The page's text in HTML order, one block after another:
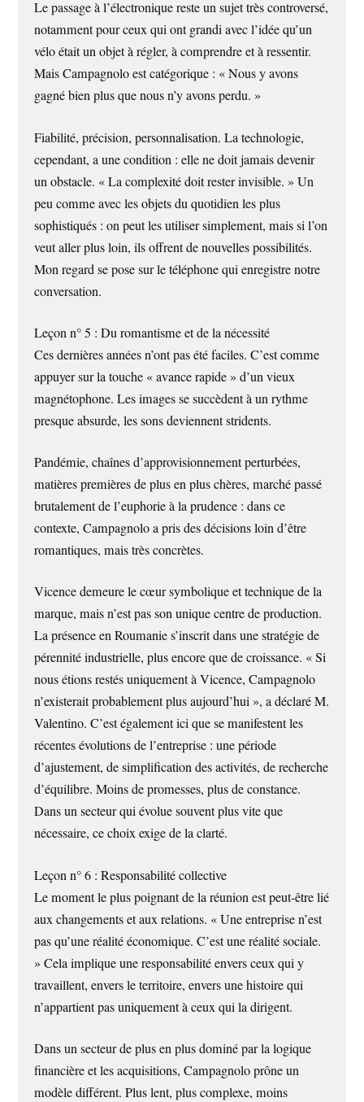
Le passage à l’électronique reste un sujet très controversé,
notamment pour ceux qui ont grandi avec l’idée qu’un
vélo était un objet à régler, à comprendre et à ressentir.
Mais Campagnolo est catégorique : « Nous y avons
gagné bien plus que nous n’y avons perdu. »
Fiabilité, précision, personnalisation. La technologie,
cependant, a une condition : elle ne doit jamais devenir
un obstacle. « La complexité doit rester invisible. » Un
peu comme avec les objets du quotidien les plus
sophistiqués : on peut les utiliser simplement, mais si l’on
veut aller plus loin, ils offrent de nouvelles possibilités.
Mon regard se pose sur le téléphone qui enregistre notre
conversation.
Leçon n° 5 : Du romantisme et de la nécessité
Ces dernières années n’ont pas été faciles. C’est comme
appuyer sur la touche « avance rapide » d’un vieux
magnétophone. Les images se succèdent à un rythme
presque absurde, les sons deviennent stridents.
Pandémie, chaînes d’approvisionnement perturbées,
matières premières de plus en plus chères, marché passé
brutalement de l’euphorie à la prudence : dans ce
contexte, Campagnolo a pris des décisions loin d’être
romantiques, mais très concrètes.
Vicence demeure le cœur symbolique et technique de la
marque, mais n’est pas son unique centre de production.
La présence en Roumanie s’inscrit dans une stratégie de
pérennité industrielle, plus encore que de croissance. « Si
nous étions restés uniquement à Vicence, Campagnolo
n’existerait probablement plus aujourd’hui », a déclaré M.
Valentino. C’est également ici que se manifestent les
récentes évolutions de l’entreprise : une période
d’ajustement, de simplification des activités, de recherche
d’équilibre. Moins de promesses, plus de constance.
Dans un secteur qui évolue souvent plus vite que
nécessaire, ce choix exige de la clarté.
Leçon n° 6 : Responsabilité collective
Le moment le plus poignant de la réunion est peut-être lié
aux changements et aux relations. « Une entreprise n’est
pas qu’une réalité économique. C’est une réalité sociale.
» Cela implique une responsabilité envers ceux qui y
travaillent, envers le territoire, envers une histoire qui
n’appartient pas uniquement à ceux qui la dirigent.
Dans un secteur de plus en plus dominé par la logique
financière et les acquisitions, Campagnolo prône un
modèle différent. Plus lent, plus complexe, moins